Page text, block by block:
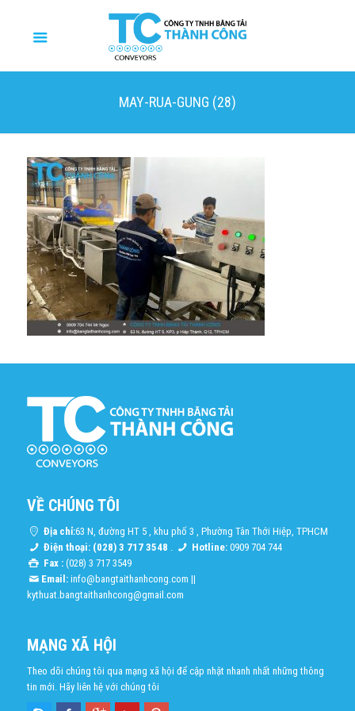
MAY-RUA-GUNG (28)
VỀ CHÚNG TÔI
Địa chỉ:63 N, đường HT 5 , khu phố 3 , Phường Tân Thới Hiệp, TPHCM
Điện thoại: (028) 3 717 3548 . Hotline: 0909 704 744
Fax :(028) 3 717 3549
Email: info@bangtaithanhcong.com ||
kythuat.bangtaithanhcong@gmail.com
MẠNG XÃ HỘI
Theo dõi chúng tôi qua mạng xã hội để cập nhật nhanh nhất những thông
tin mới. Hãy liên hệ với chúng tôi